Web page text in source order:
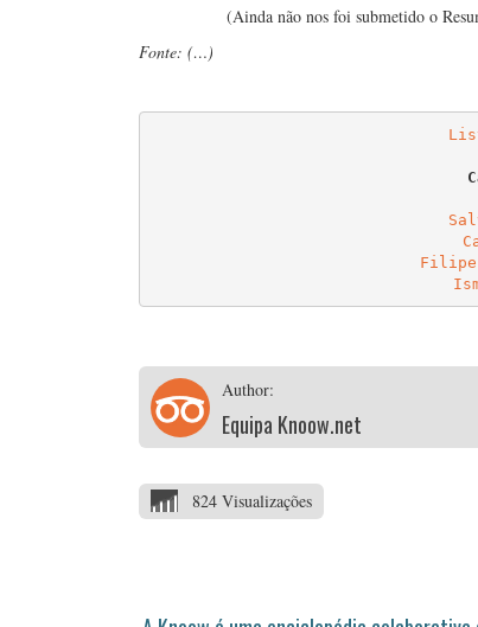
(Ainda não nos foi submetido o
Fonte: (…)
Filipe
Author:
Equipa Knoow.net
824 Visualizações